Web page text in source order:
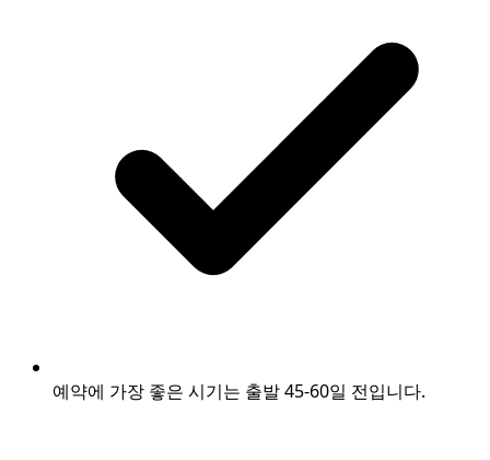
예약에 가장 좋은 시기는 출발 45-60일 전입니다.